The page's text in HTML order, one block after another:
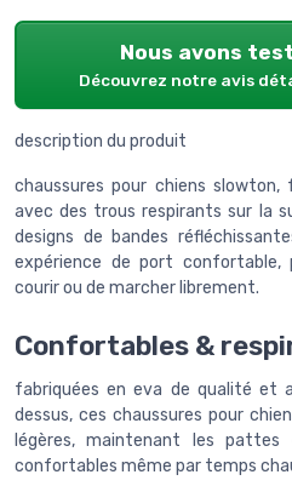
Nous avons
Découvrez notre avis
description du produit
chaussures pour chiens
avec des trous respirants sur la
designs de bandes
expérience de port
courir ou de marcher librement.
Confortables &
fabriquées en eva de qualité et
dessus, ces chaussures pour
légères, maintenant les
confortables même par temps